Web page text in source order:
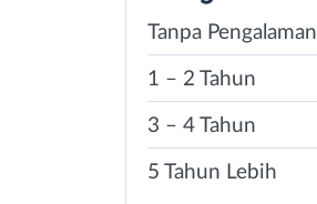
Tanpa Pengalaman
1 – 2 Tahun
3 – 4 Tahun
5 Tahun Lebih